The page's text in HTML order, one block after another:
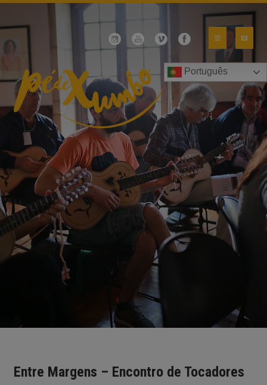
Português
Entre Margens – Encontro de Tocadores